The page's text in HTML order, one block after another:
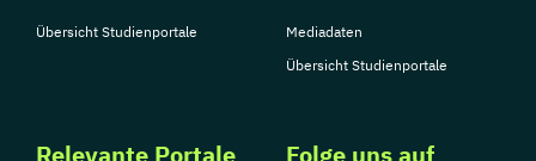
Übersicht Studienportale
Mediadaten
Übersicht Studienportale
Relevante Portale Folge uns auf